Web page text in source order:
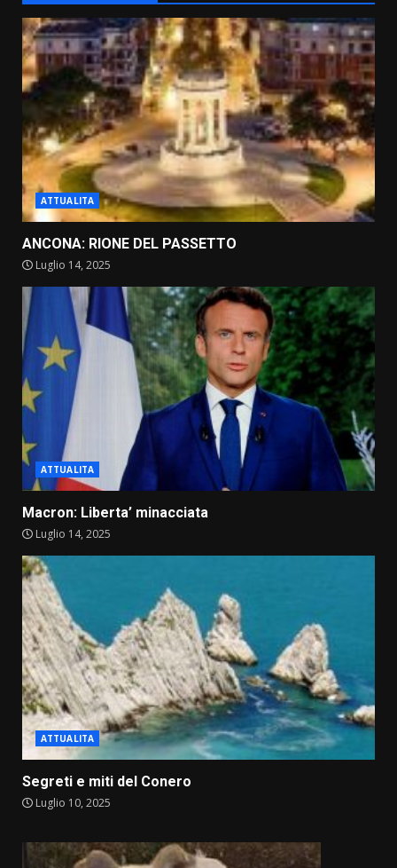
ATTUALITA
ANCONA: RIONE DEL PASSETTO
Luglio 14, 2025
ATTUALITA
Macron: Liberta’ minacciata
Luglio 14, 2025
ATTUALITA
Segreti e miti del Conero
Luglio 10, 2025